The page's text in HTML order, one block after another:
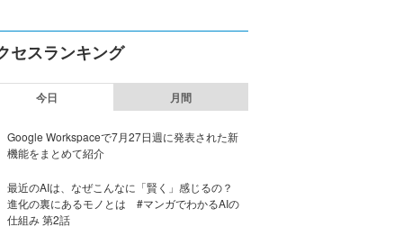
セスランキング
今日 月間
Google Workspaceで7月27日週に発表された新
機能をまとめて紹介
最近のAIは、なぜこんなに「賢く」感じるの？
進化の裏にあるモノとは #マンガでわかるAIの
仕組み 第2話